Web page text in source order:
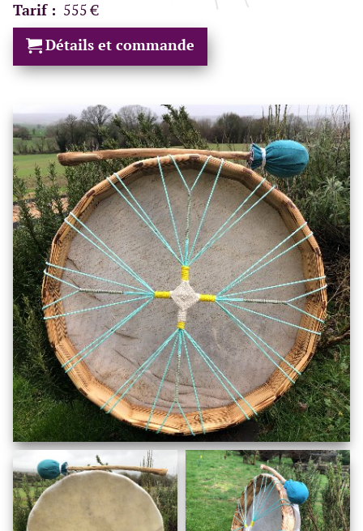
Tarif : 555 €
Détails et commande